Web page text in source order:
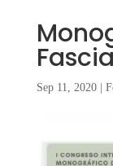
Sep 11, 2020|